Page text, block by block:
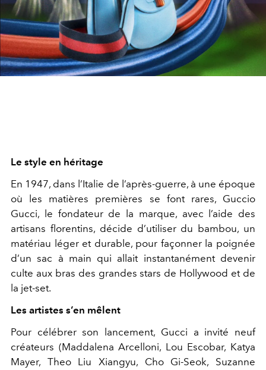
Le style en héritage
En 1947, dans l’Italie de l’après-guerre, à une époque
où les matières premières se font rares, Guccio
Gucci, le fondateur de la marque, avec l’aide des
artisans florentins, décide d’utiliser du bambou, un
matériau léger et durable, pour façonner la poignée
d’un sac à main qui allait instantanément devenir
culte aux bras des grandes stars de Hollywood et de
la jet-set.
Les artistes s’en mêlent
Pour célébrer son lancement, Gucci a invité neuf
créateurs (Maddalena Arcelloni, Lou Escobar, Katya
Mayer, Theo Liu Xiangyu, Cho Gi-Seok, Suzanne